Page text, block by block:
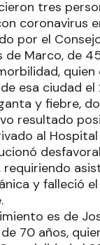
tres
coronavirus
por el
de Marco, de
esa ciudad el
y fiebre,
resultado
al
y falleció el
es de
70 años,